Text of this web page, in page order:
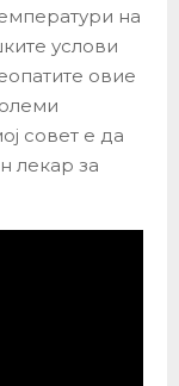
на
услови
овие
совет е да
лекар за